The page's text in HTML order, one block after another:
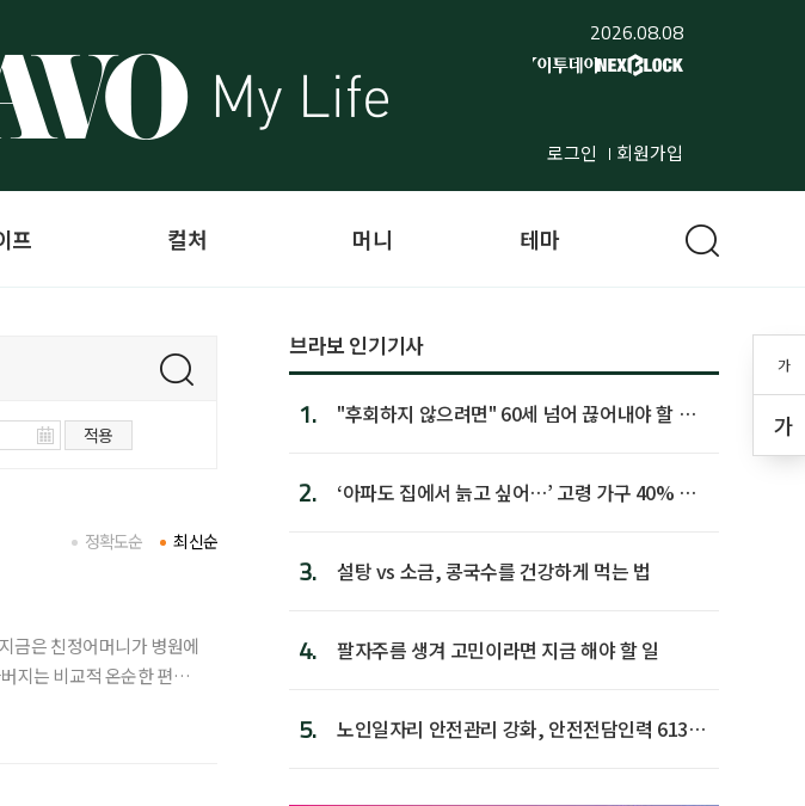
2026.08.08
로그인 회원가입
가
가
프 컬처 머니 테마
적용
최신순
정확도순
금은 친정어머니가 병원에
지는 비교적 온순한 편이
브라보 인기기사
1.
"후회하지 않으려면" 60세 넘어 끊어내야 할 사
2.
‘아파도 집에서 늙고 싶어…’ 고령 가구 40% 노
3. 설탕 vs 소금, 콩국수를 건강하게 먹는 법
4. 팔자주름 생겨 고민이라면 지금 해야 할 일
5.
노인일자리 안전관리 강화, 안전전담인력 613명